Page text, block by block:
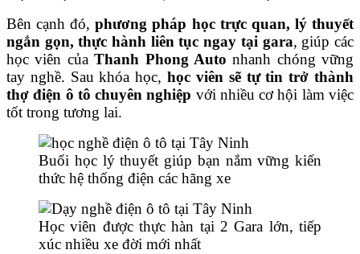
Bên cạnh đó,phương pháp học trực quan, lý thuyết
ngắn gọn, thực hành liên tục ngay tại gara, giúp các
học viên củaThanh Phong Auto nhanh chóng vững
tay nghề. Sau khóa học,học viên sẽ tự tin trở thành
thợ điện ô tô chuyên nghiệp với nhiều cơ hội làm việc
tốt trong tương lai.
Buổi học lý thuyết giúp bạn nắm vững kiến
thức hệ thống điện các hãng xe
Học viên được thực hàn tại 2 Gara lớn, tiếp
xúc nhiều xe đời mới nhất